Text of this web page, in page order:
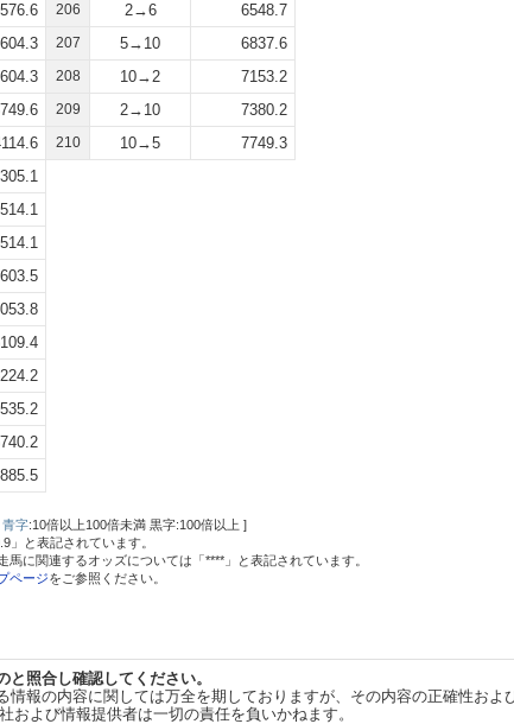
206 2→6 6548.7
207 5→10 6837.6
208 10→2 7153.2
209 2→10 7380.2
210 10→5 7749.3
青字:10倍以上100倍未満 黒字:100倍以上 ]
」と表記されています。
に関連するオッズについては「****」と表記されています。
ページをご参照ください。
と照合し確認してください。
報の内容に関しては万全を期しておりますが、その内容の正確性お
よび情報提供者は一切の責任を負いかねます。